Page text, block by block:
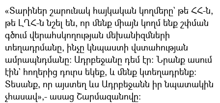
«Տարիներ շարունակ հայկական կողմերը` թե ՀՀ-ն,
թե ԼՂՀ-ն նշել են, որ մենք միայն կողմ ենք շփման
գծում վերահսկողության մեխանիզմների
տեղադրմանը, ինչը կնպաստի վստահության
ամրապնդմանը: Ադրբեջանը դեմ էր։ Նրանք ասում
էին` հողերից դուրս եկեք, և մենք կտեղադրենք։
Տեսանք, որ այստեղ ևս Ադրբեջանն իր նպատակին
չհասավ»,- ասաց Շարմազանովը: